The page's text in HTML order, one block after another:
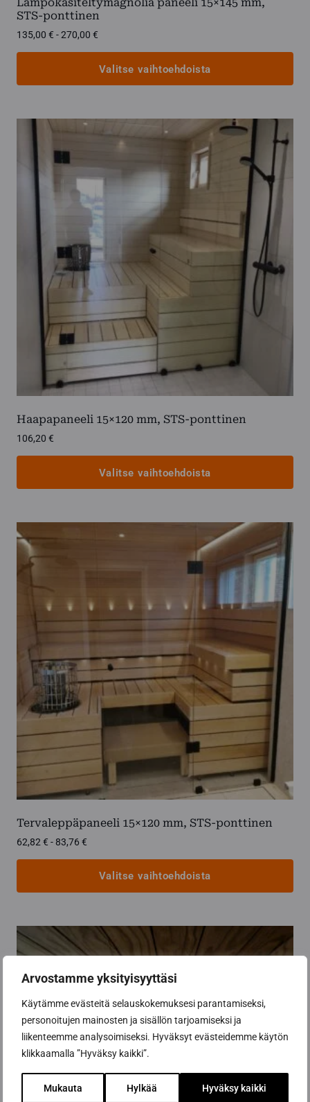
Arvostamme yksityisyyttäsi
Käytämme evästeitä selauskokemuksesi parantamiseksi,
personoitujen mainosten ja sisällön tarjoamiseksi ja
liikenteemme analysoimiseksi. Hyväksyt evästeidemme käytön
klikkaamalla ”Hyväksy kaikki”.
Mukauta Hylkää Hyväksy kaikki
STS-ponttinen
135,00 € -270,00 €
270,00 €
Valitse vaihtoehdoista
tehdä
sivulla.
Haapapaneeli 15×120 mm, STS-ponttinen
106,20 €
Valitse vaihtoehdoista
on
useampi
muunnelma.
Voit
valinnat
tuotteen
sivulla.
Tervaleppäpaneeli 15×120 mm, STS-ponttinen
62,82 € -83,76 €
83,76 €
Valitse vaihtoehdoista
on
useampi
Voit
tehdä
valinnat
tuotteen
sivulla.